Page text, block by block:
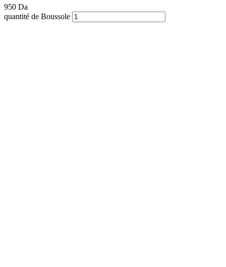
950 Da
quantité de Boussole